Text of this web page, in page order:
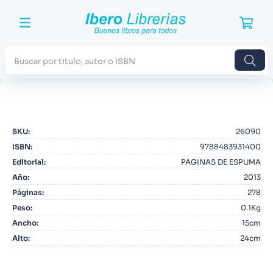
SKU:
26090
ISBN:
9788483931400
Editorial:
PAGINAS DE ESPUMA
Año:
2013
Páginas:
278
Peso:
0.1Kg
Ancho:
15cm
Alto: 24cm
2. Blue Lock
3. Jujutsu Kaisen
4. Odisea
5. Manga
6. Stephen King
7. Iliada